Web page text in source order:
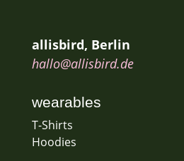
allisbird, Berlin
hallo@allisbird.de
wearables
T-Shirts
Hoodies